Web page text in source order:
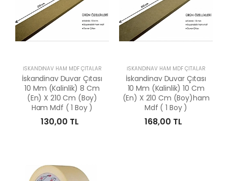
İSKANDİNAV HAM MDF ÇITALAR
İskandinav Duvar Çıtası
10 Mm (Kalinlik) 8 Cm
(En) X 210 Cm (Boy)
Ham Mdf ( 1 Boy )
130,00 TL
İSKANDİNAV HAM MDF ÇITALAR
İskandinav Duvar Çıtası
10 Mm (Kalinlik) 10 Cm
(En) X 210 Cm (Boy)ham
Mdf ( 1 Boy )
168,00 TL